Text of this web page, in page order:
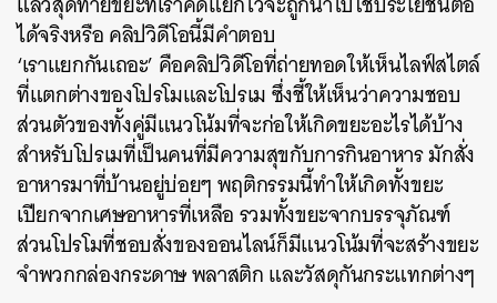
ได้จริงหรือ คลิปวิดีโอนี้มีคำตอบ
‘เราแยกกันเถอะ’ คือคลิปวิดีโอที่ถ่ายทอดให้เห็นไลฟ์สไตล์
ที่แตกต่างของโปรโมและโปรเม ซึ่งชี้ให้เห็นว่าความชอบ
ส่วนตัวของทั้งคู่มีแนวโน้มที่จะก่อให้เกิดขยะอะไรได้บ้าง
สำหรับโปรเมที่เป็นคนที่มีความสุขกับการกินอาหาร มักสั่ง
อาหารมาที่บ้านอยู่บ่อยๆ พฤติกรรมนี้ทำให้เกิดทั้งขยะ
เปียกจากเศษอาหารที่เหลือ รวมทั้งขยะจากบรรจุภัณฑ์
ส่วนโปรโมที่ชอบสั่งของออนไลน์ก็มีแนวโน้มที่จะสร้างขยะ
จำพวกกล่องกระดาษ พลาสติก และวัสดุกันกระแทกต่างๆ